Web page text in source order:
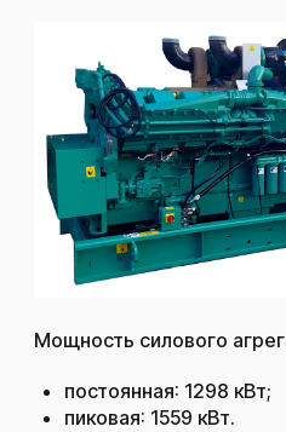
Мощность силового
постоянная: 1298 кВт;
пиковая: 1559 кВт.